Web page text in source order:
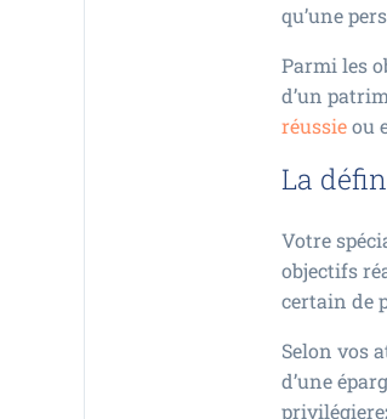
qu’une
Parmi les
d’un
réussieou
La
Votre
objectifs
certain de
Selon vos
d’une